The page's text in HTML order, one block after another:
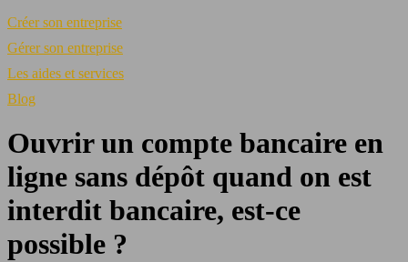
Créer son entreprise
Gérer son entreprise
Les aides et services
Blog
Ouvrir un compte bancaire en
ligne sans dépôt quand on est
interdit bancaire, est-ce
possible ?